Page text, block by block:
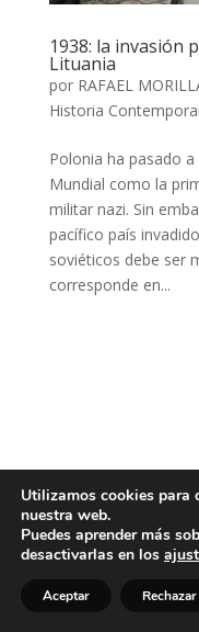
1938: la invasión
Lituania
por RAFAEL
Historia
Polonia ha pasado
Mundial como la
militar nazi. Sin
pacífico país
soviéticos debe ser
corresponde en...
Utilizamos cookies para
nuestra web.
Puedes aprender más
desactivarlas en los
Aceptar